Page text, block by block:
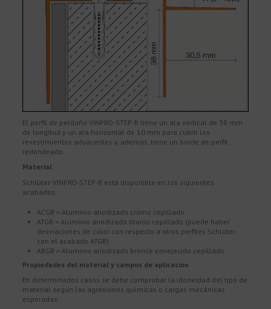
El perfil de peldaño VINPRO-STEP-R tiene un ala vertical de 38 mm
de longitud y un ala horizontal de 10 mm para cubrir los
revestimientos adyacentes y, además, tiene un borde de perfil
redondeado.
Material
Schlüter-VINPRO-STEP-R está disponible en los siguientes
acabados:
ACGB = Aluminio anodizado cromo cepillado
ATGB = Aluminio anodizado titanio cepillado (puede haber
desviaciones de color con respecto a otros perfiles Schlüter
con el acabado ATGB)
ABGB = Aluminio anodizado bronce envejecido cepillado
Propiedades del material y campos de aplicación
En determinados casos se debe comprobar la idoneidad del tipo de
material según las agresiones químicas o cargas mecánicas
esperadas.